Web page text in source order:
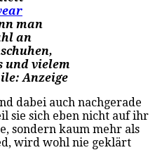
man
an
und vielem
Anzeige
dabei auch nachgerade
sie sich eben nicht auf ihr
sondern kaum mehr als
wird wohl nie geklärt